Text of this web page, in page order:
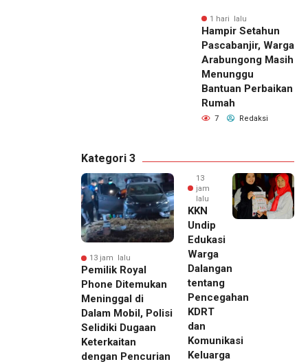
1 hari lalu
Hampir Setahun
Pascabanjir, Warga
Arabungong Masih
Menunggu
Bantuan Perbaikan
Rumah
7 Redaksi
Kategori 3
13 jam lalu
Pemilik Royal
Phone Ditemukan
Meninggal di
Dalam Mobil, Polisi
Selidiki Dugaan
Keterkaitan
dengan Pencurian
13
jam
lalu
KKN
Undip
Edukasi
Warga
Dalangan
tentang
Pencegahan
KDRT
dan
Komunikasi
Keluarga